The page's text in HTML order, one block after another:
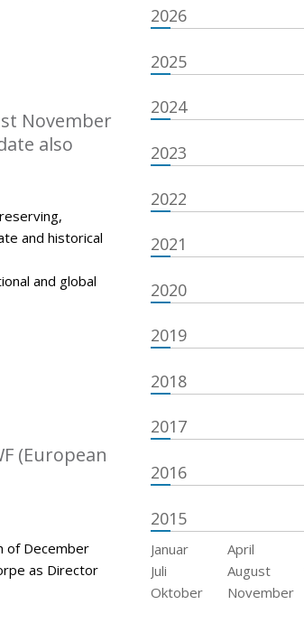
November
also
and historical
and global
(European
of December
as Director
2026
2025
2024
2023
2022
2021
2020
2019
2018
2017
2016
2015
Januar April
Juli
August
Oktober
November